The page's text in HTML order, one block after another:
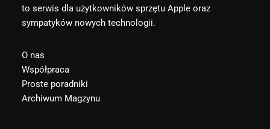
to serwis dla użytkowników sprzętu Apple oraz
sympatyków nowych technologii.
O nas
Współpraca
Proste poradniki
Archiwum Magzynu